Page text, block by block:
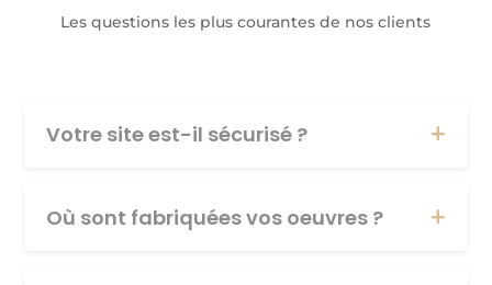
Les questions les plus courantes de nos clients
Votre site est-il sécurisé ?
Où sont fabriquées vos oeuvres ?